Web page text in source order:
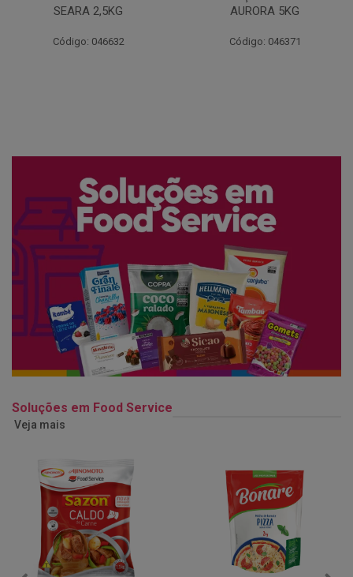
AURORA 5KG
Código: 046371
FATIADO PAKAN 200G
Código: 061522
Soluções em Food Service
Veja mais